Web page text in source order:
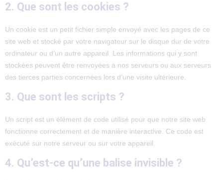
2. Que sont les cookies ?
Un cookie est un petit fichier simple envoyé avec les pages de ce
site web et stocké par votre navigateur sur le disque dur de votre
ordinateur ou d’un autre appareil. Les informations qui y sont
stockées peuvent être renvoyées à nos serveurs ou aux serveurs
des tierces parties concernées lors d’une visite ultérieure.
3. Que sont les scripts ?
Un script est un élément de code utilisé pour que notre site web
fonctionne correctement et de manière interactive. Ce code est
exécuté sur notre serveur ou sur votre appareil.
4. Qu’est-ce qu’une balise invisible ?